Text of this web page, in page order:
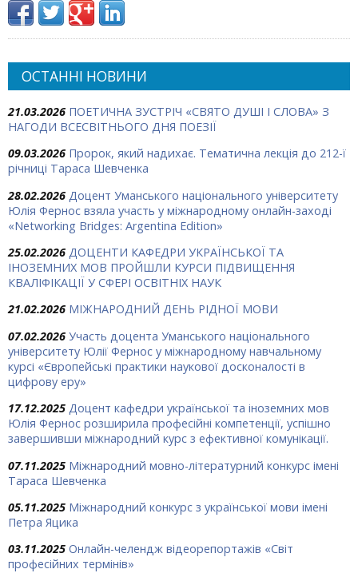
ОСТАННІ НОВИНИ
21.03.2026 ПОЕТИЧНА ЗУСТРІЧ «СВЯТО ДУШІ І СЛОВА» З
НАГОДИ ВСЕСВІТНЬОГО ДНЯ ПОЕЗІЇ
09.03.2026 Пророк, який надихає. Тематична лекція до 212-ї
річниці Тараса Шевченка
28.02.2026 Доцент Уманського національного університету
Юлія Фернос взяла участь у міжнародному онлайн-заході
«Networking Bridges: Argentina Edition»
25.02.2026 ДОЦЕНТИ КАФЕДРИ УКРАЇНСЬКОЇ ТА
ІНОЗЕМНИХ МОВ ПРОЙШЛИ КУРСИ ПІДВИЩЕННЯ
КВАЛІФІКАЦІЇ У СФЕРІ ОСВІТНІХ НАУК
21.02.2026 МІЖНАРОДНИЙ ДЕНЬ РІДНОЇ МОВИ
07.02.2026 Участь доцента Уманського національного
університету Юлії Фернос у міжнародному навчальному
курсі «Європейські практики наукової досконалості в
цифрову еру»
17.12.2025 Доцент кафедри української та іноземних мов
Юлія Фернос розширила професійні компетенції, успішно
завершивши міжнародний курс з ефективної комунікації.
07.11.2025 Міжнародний мовно-літературний конкурс імені
Тараса Шевченка
05.11.2025 Міжнародний конкурс з української мови імені
Петра Яцика
03.11.2025 Онлайн-челендж відеорепортажів «Світ
професійних термінів»